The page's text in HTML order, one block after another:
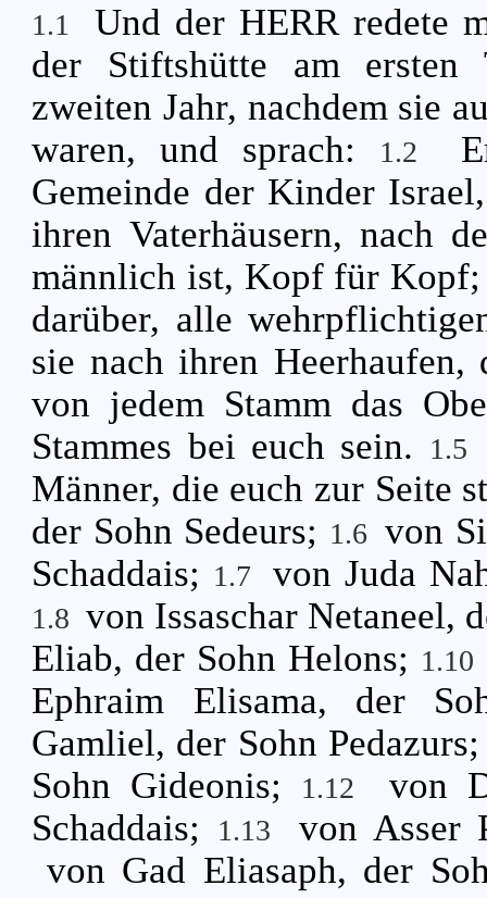
1.1
Und der HERR redete
der Stiftshütte am
zweiten Jahr, nachdem sie
waren, und sprach:
1.2
Gemeinde der Kinder
ihren Vaterhäusern, nach
männlich ist, Kopf für
darüber, alle
sie nach ihren
von jedem Stamm das
Stammes bei euch sein.
1.5
Männer, die euch zur Seite
der Sohn Sedeurs; 1.6 von
Schaddais; 1.7 von Juda
1.8 von Issaschar Netaneel,
Eliab, der Sohn Helons; 1.10
Ephraim Elisama, der
Gamliel, der Sohn
Sohn Gideonis;
1.12
von
Schaddais;
1.13
von Asser
von Gad Eliasaph, der